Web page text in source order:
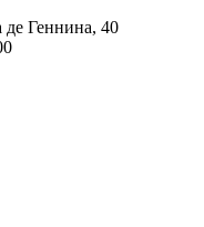
де Геннина, 40